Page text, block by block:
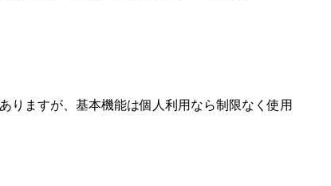
りますが、基本機能は個人利用なら制限なく使用